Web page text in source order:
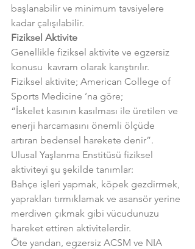
başlanabilir ve minimum tavsiyelere
kadar çalışılabilir.
Fiziksel Aktivite
Genellikle fiziksel aktivite ve egzersiz
konusu  kavram olarak karıştırılır.
Fiziksel aktivite; American College of
Sports Medicine ’na göre;
“İskelet kasının kasılması ile üretilen ve
enerji harcamasını önemli ölçüde
artıran bedensel harekete denir”.
Ulusal Yaşlanma Enstitüsü fiziksel
aktiviteyi şu şekilde tanımlar:
Bahçe işleri yapmak, köpek gezdirmek,
yaprakları tırmıklamak ve asansör yerine
merdiven çıkmak gibi vücudunuzu
hareket ettiren aktivitelerdir.
Öte yandan, egzersiz ACSM ve NIA